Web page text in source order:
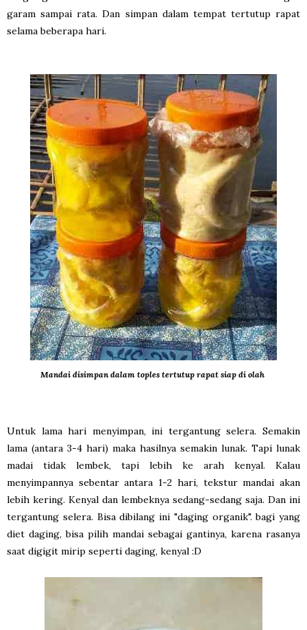
garam sampai rata. Dan simpan dalam tempat tertutup rapat
selama beberapa hari.
Mandai disimpan dalam toples tertutup rapat siap di olah
Untuk lama hari menyimpan, ini tergantung selera. Semakin
lama (antara 3-4 hari) maka hasilnya semakin lunak. Tapi lunak
madai tidak lembek, tapi lebih ke arah kenyal. Kalau
menyimpannya sebentar antara 1-2 hari, tekstur mandai akan
lebih kering. Kenyal dan lembeknya sedang-sedang saja. Dan ini
tergantung selera. Bisa dibilang ini "daging organik". bagi yang
diet daging, bisa pilih mandai sebagai gantinya, karena rasanya
saat digigit mirip seperti daging, kenyal :D